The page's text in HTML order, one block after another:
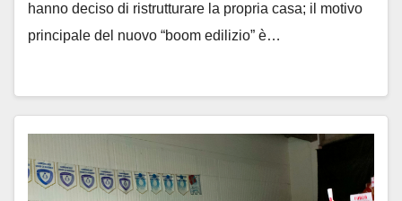
hanno deciso di ristrutturare la propria casa; il motivo
principale del nuovo “boom edilizio” è…